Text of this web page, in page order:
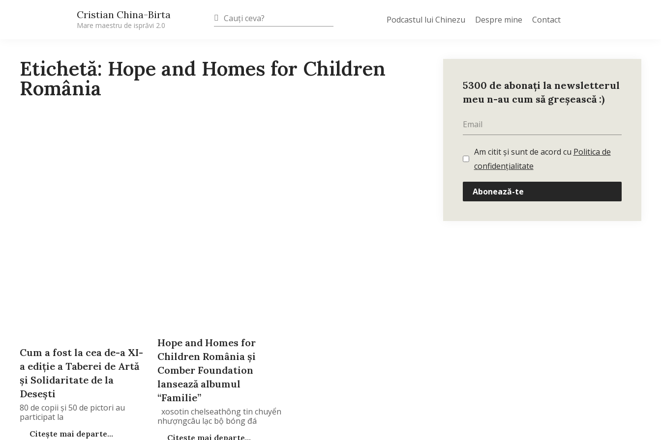
Cristian China-Birta
Mare maestru de isprăvi 2.0
Podcastul lui Chinezu Despre mine Contact
Etichetă: Hope and Homes for Children
România
Cum a fost la cea de-a XI-
a ediție a Taberei de Artă
și Solidaritate de la
Deseşti
80 de copii și 50 de pictori au
participat la
Citește mai departe...
Hope and Homes for
Children România şi
Comber Foundation
lansează albumul
“Familie”
xosotin chelseathông tin chuyển
nhượngcâu lạc bộ bóng đá
Citește mai departe...
5300 de abonați la newsletterul
meu n-au cum să greșească :)
Am citit și sunt de acord cu Politica de
confidențialitate
Abonează-te